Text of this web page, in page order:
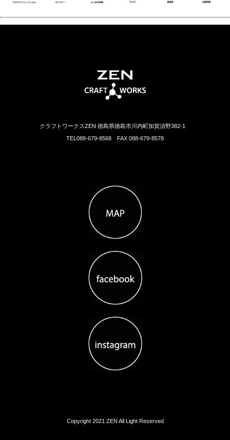
クラフトワークスZEN 徳島県徳島市川内町加賀須野382-1
TEL088-679-8568 FAX 088-679-8578
Copyright 2021 ZEN All Light Reserved